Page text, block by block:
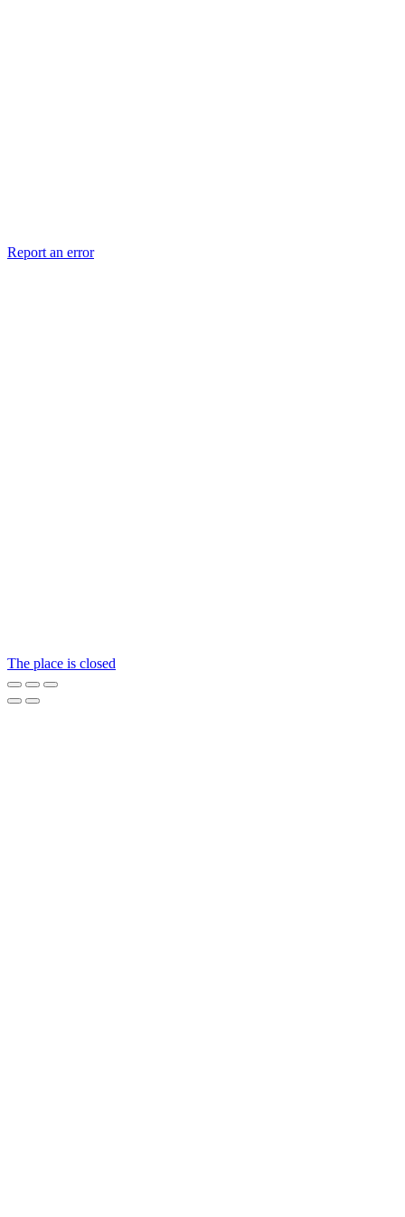
Report an error
The place is closed